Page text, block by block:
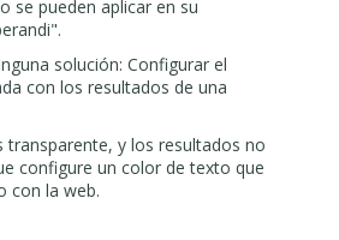
se pueden aplicar en su
solución: Configurar el
con los resultados de una
y los resultados no
configure un color de texto que
con la web.